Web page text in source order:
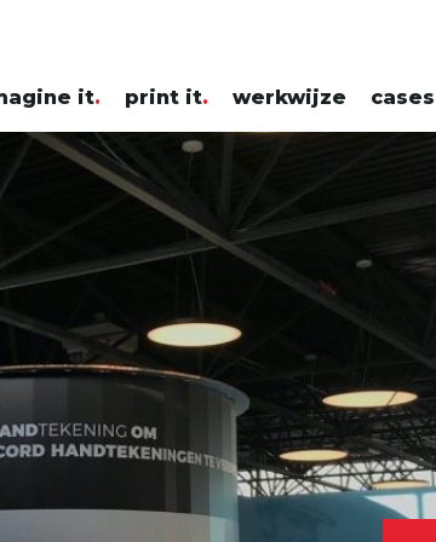
it print it werkwijze cases